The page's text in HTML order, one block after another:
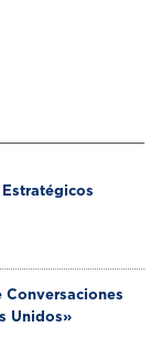
Estratégicos
Conversaciones
Unidos»